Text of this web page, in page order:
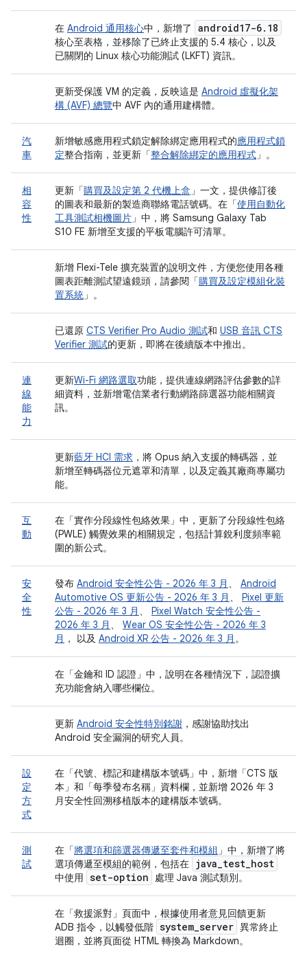
在 Android 通用核心中，新增了 android17-6. 18
核心至表格，並移除了已終止支援的 5.4 核心，以及
已關閉的 Linux 核心功能測試 (LKFT) 資訊。
更新受保護 VM 的定義，反映這是 Android 虛擬化架
構 (AVF) 總覽中 AVF 內的通用建構體。
汽
車
新增敏感應用程式鎖定解除綁定應用程式的應用程式鎖
定整合指南，並更新「整合解除綁定的應用程式 」。
相
容
性
更新「購買及設定第 2 代機上盒 」一文，提供修訂後
的圖表和最新的製造商聯絡電話號碼。在「使用自動化
工具測試相機圖片 」中，將 Samsung Galaxy Tab
S10 FE 新增至支援的平板電腦許可清單。
新增 Flexi-Tele 擴充裝置的說明文件，方便您使用各種
圖表距離測試望遠鏡頭，請參閱「購買及設定模組化裝
置系統 」。
已還原 CTS Verifier Pro Audio 測試和 USB 音訊 CTS
Verifier 測試的更新，即將在後續版本中推出。
連
線
能
力
更新Wi-Fi 網路選取功能，提供連線網路評估參數的詳
細資料，並新增電信業者行動網路篩選器功能相關資
訊。
更新藍牙 HCI 需求 ，將 Opus 納入支援的轉碼器，並
新增至轉碼器位元遮罩和清單，以及定義其廠商專屬功
能。
互
動
在「實作分段線性包絡效果」 中，更新了分段線性包絡
(PWLE) 觸覺效果的相關規定，包括計算銳利度頻率範
圍的新公式。
安
全
性
發布 Android 安全性公告 - 2026 年 3 月 、 Android
Automotive OS 更新公告 - 2026 年 3 月 、 Pixel 更新
公告 - 2026 年 3 月 、 Pixel Watch 安全性公告 -
2026 年 3 月 、 Wear OS 安全性公告 - 2026 年 3
月 ， 以及 Android XR 公告 - 2026 年 3 月 。
在「金鑰和 ID 認證」 中，說明在各種情況下，認證擴
充功能會納入哪些欄位。
更新 Android 安全性特別銘謝 ，感謝協助找出
Android 安全漏洞的研究人員。
設
定
方
式
在「代號、標記和建構版本號碼」 中，新增「CTS 版
本」 和「每季發布名稱」 資料欄，並新增 2026 年 3
月安全性回溯移植版本的建構版本號碼。
測
試
在「將選項和篩選器傳遞至套件和模組 」中，新增了將
選項傳遞至模組的範例，包括在 java_test_host
中使用 set-option 處理 Java 測試類別。
在「救援派對」 頁面中，根據使用者意見回饋更新
ADB 指令，以觸發低階 system_server 異常終止
迴圈，並將頁面從 HTML 轉換為 Markdown。